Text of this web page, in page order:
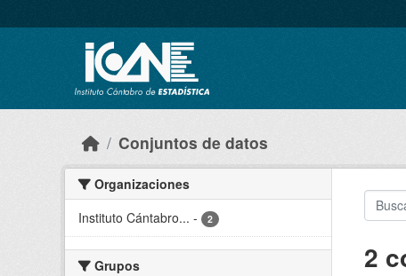
Conjuntos de datos
Organizaciones
Instituto Cántabro... - 2
Grupos
2